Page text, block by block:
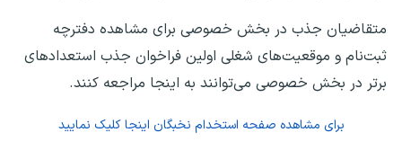
متقاضیان جذب در بخش خصوصی برای مشاهده دفترچه
ثبت‌نام و موقعیت‌های شغلی اولین فراخوان جذب استعدادهای
برتر در بخش خصوصی می‌توانند به اینجا مراجعه کنند.
برای مشاهده صفحه استخدام نخبگان اینجا کلیک نمایید